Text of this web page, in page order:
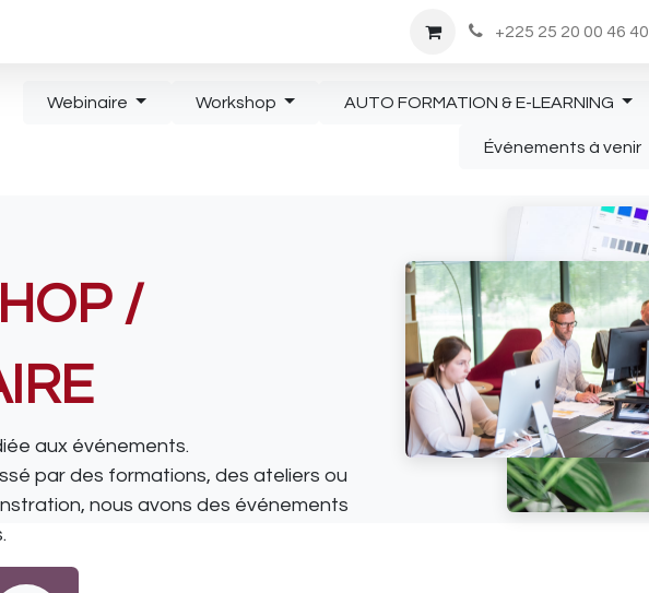
Boutique +225 25 20 00 46 40
Webinaire Workshop AUTO FORMATION & E-LEARNING
Événements à venir
/
aux événements.
par des formations, des ateliers ou
nous avons des événements